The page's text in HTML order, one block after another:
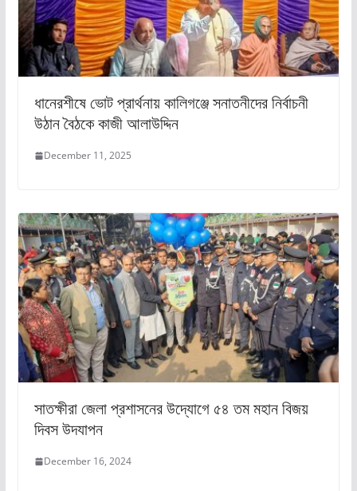
ধানেরশীষে ভোট প্রার্থনায় কালিগঞ্জে সনাতনীদের নির্বাচনী
উঠান বৈঠকে কাজী আলাউদ্দিন
December 11, 2025
সাতক্ষীরা জেলা প্রশাসনের উদ্যোগে ৫৪ তম মহান বিজয়
দিবস উদযাপন
December 16, 2024